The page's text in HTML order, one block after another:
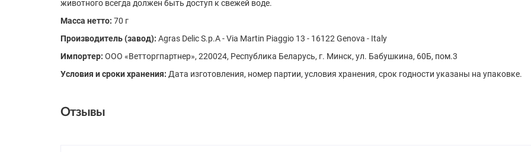
животного всегда должен быть доступ к свежей воде.
Масса нетто: 70 г
Производитель (завод): Agras Delic S.p.A - Via Martin Piaggio 13 - 16122 Genova - Italy
Импортер: ООО «Ветторгпартнер», 220024, Республика Беларусь, г. Минск, ул. Бабушкина, 60Б, пом.3
Условия и сроки хранения: Дата изготовления, номер партии, условия хранения, срок годности указаны на упаковке.
Отзывы